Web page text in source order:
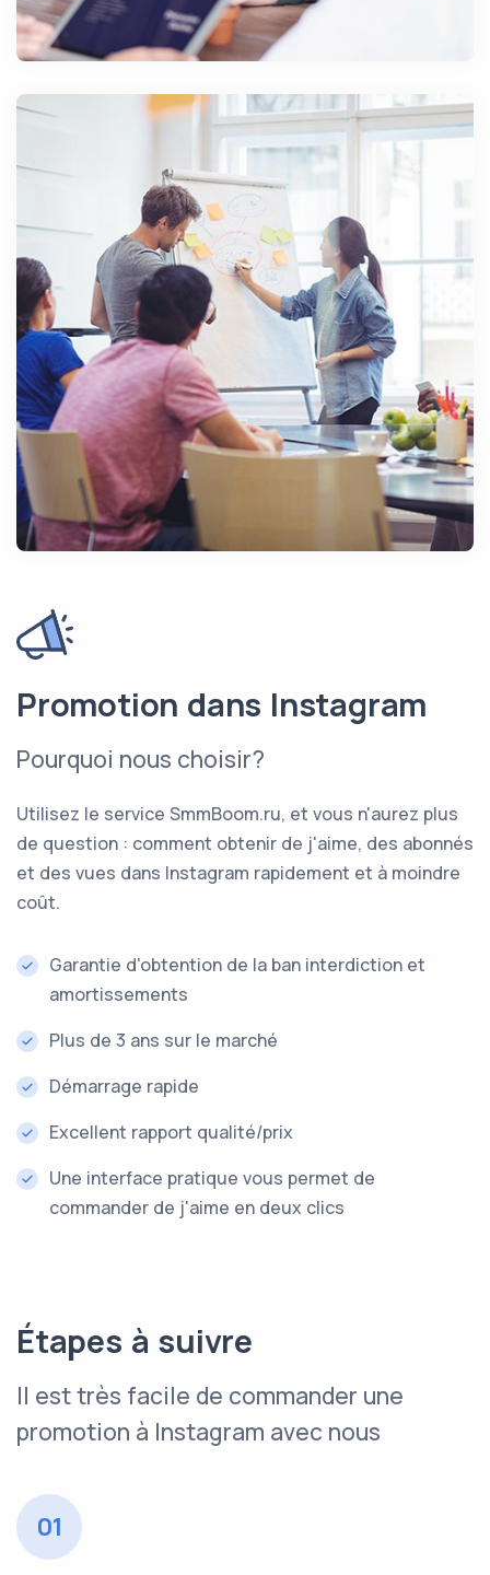
Promotion dans Instagram
Pourquoi nous choisir?
Utilisez le service SmmBoom.ru, et vous n'aurez plus
de question : comment obtenir de j'aime, des abonnés
et des vues dans Instagram rapidement et à moindre
coût.
Garantie d'obtention de la ban interdiction et
amortissements
Plus de 3 ans sur le marché
Démarrage rapide
Excellent rapport qualité/prix
Une interface pratique vous permet de
commander de j'aime en deux clics
Étapes à suivre
Il est très facile de commander une
promotion à Instagram avec nous
01